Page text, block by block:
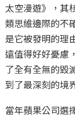
太空漫遊》，其
類思維邊際的不
是它被發明的理
遠值得好好憂慮
了全有全無的毀
到了最深刻的境
當年蘋果公司選